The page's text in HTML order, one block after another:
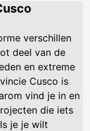
verschillen
deel van de
en extreme
Cusco is
vind je in en
die iets
je je wilt